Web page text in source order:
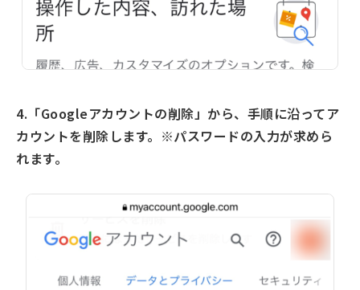
4.「Googleアカウントの削除」から、手順に沿ってア
カウントを削除します。※パスワードの入力が求めら
れます。